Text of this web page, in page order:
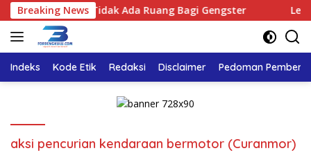
Langsung
ke
konten
Breaking News
Tegaskan : Tidak Ada Ruang Bagi Gengster Lewat
Indeks Kode Etik Redaksi Disclaimer Pedoman
aksi pencurian kendaraan bermotor (Curanmor)